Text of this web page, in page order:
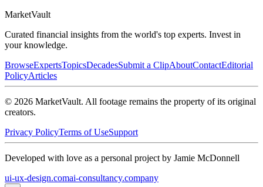
MarketVault
Curated financial insights from the world's top experts. Invest in
your knowledge.
BrowseExpertsTopicsDecadesSubmit a ClipAboutContactEditorial
PolicyArticles
© 2026 MarketVault. All footage remains the property of its original
creators.
Privacy PolicyTerms of UseSupport
Developed with love as a personal project by Jamie McDonnell
ui-ux-design.comai-consultancy.company